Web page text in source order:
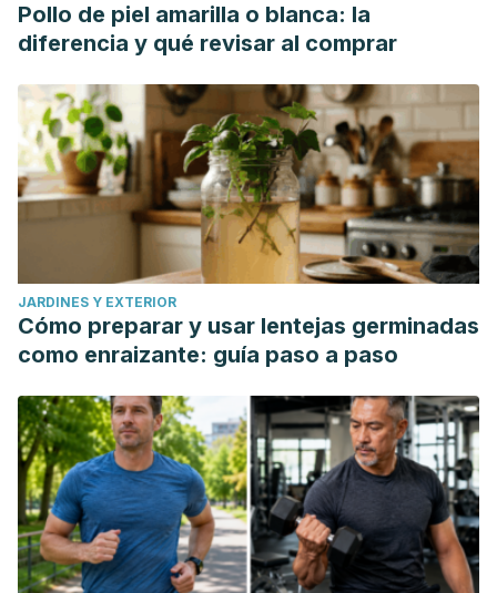
Pollo de piel amarilla o blanca: la
diferencia y qué revisar al comprar
JARDINES Y EXTERIOR
Cómo preparar y usar lentejas germinadas
como enraizante: guía paso a paso